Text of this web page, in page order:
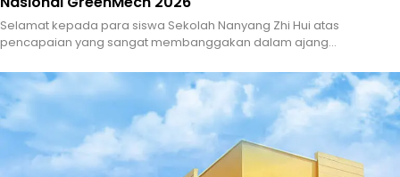
Selamat kepada para siswa Sekolah Nanyang Zhi Hui atas
pencapaian yang sangat membanggakan dalam ajang...